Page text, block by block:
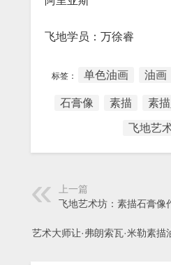
飞地学员：万徐睿
标签： 单色油画 油画
石膏像 素描 素
飞地艺
上一篇
飞地艺术坊：素描石膏像
艺术大师让·弗朗索瓦·米勒素描